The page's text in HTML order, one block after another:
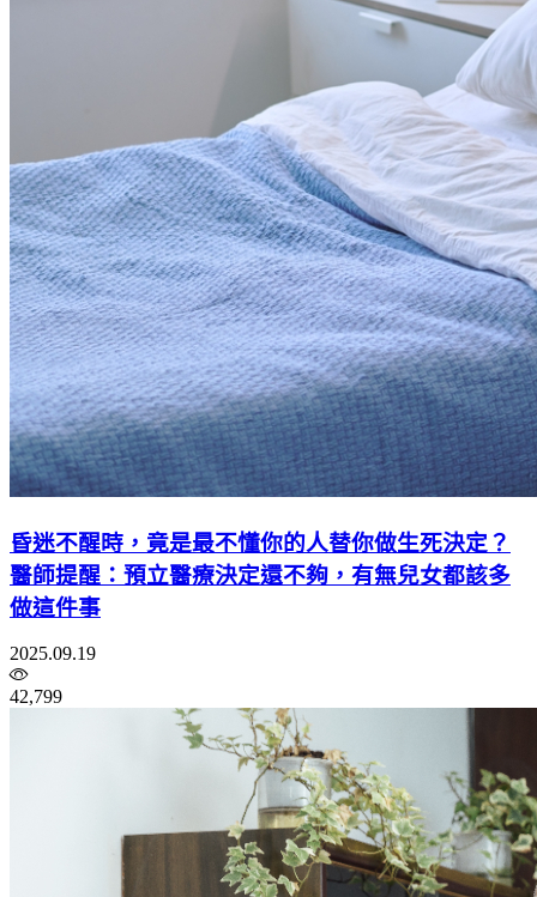
昏迷不醒時，竟是最不懂你的人替你做生死決定？
醫師提醒：預立醫療決定還不夠，有無兒女都該多
做這件事
2025.09.19
42,799